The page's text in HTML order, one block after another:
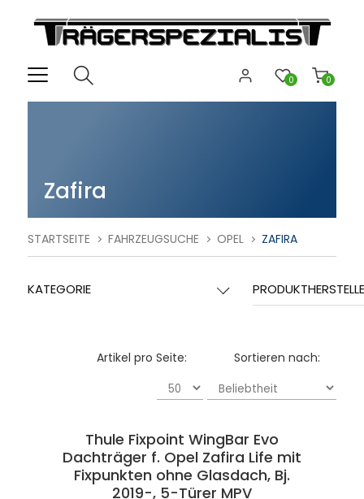
0
0
Zafira
STARTSEITE FAHRZEUGSUCHE OPEL ZAFIRA
KATEGORIE
Sortieren nach:
Artikel pro Seite:
Thule Fixpoint WingBar Evo
Dachträger f. Opel Zafira Life mit
Fixpunkten ohne Glasdach, Bj.
2019-, 5-Türer MPV